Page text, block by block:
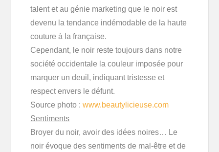
talent et au génie marketing que le noir est
devenu la tendance indémodable de la haute
couture à la française.
Cependant, le noir reste toujours dans notre
société occidentale la couleur imposée pour
marquer un deuil, indiquant tristesse et
respect envers le défunt.
Source photo :www.beautylicieuse.com
Sentiments
Broyer du noir, avoir des idées noires… Le
noir évoque des sentiments de mal-être et de